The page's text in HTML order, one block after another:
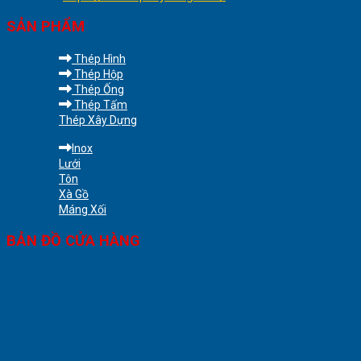
SẢN PHẨM
Thép Hình
Thép Hộp
Thép Ống
Thép Tấm
Thép Xây Dựng
Inox
Lưới
Tôn
Xà Gồ
Máng Xối
BẢN ĐỒ CỬA HÀNG